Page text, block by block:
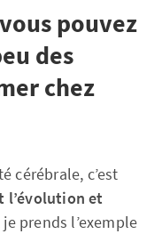
pouvez
des
chez
cérébrale, c’est
l’évolution et
prends l’exemple